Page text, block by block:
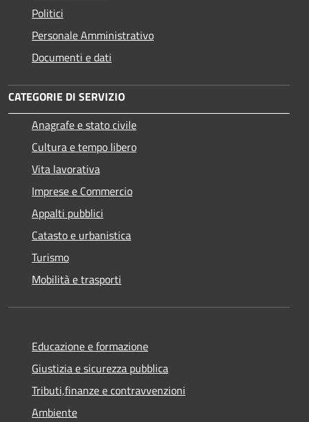
Politici
Personale Amministrativo
Documenti e dati
CATEGORIE DI SERVIZIO
Anagrafe e stato civile
Cultura e tempo libero
Vita lavorativa
Imprese e Commercio
Appalti pubblici
Catasto e urbanistica
Turismo
Mobilità e trasporti
Educazione e formazione
Giustizia e sicurezza pubblica
Tributi,finanze e contravvenzioni
Ambiente